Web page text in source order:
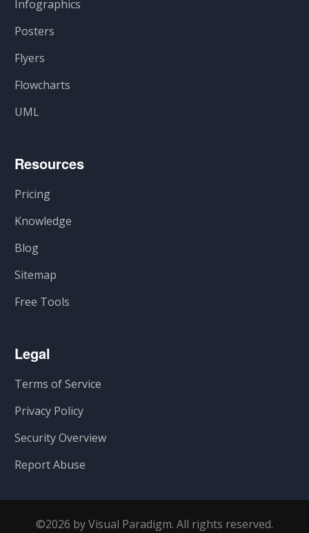
Infographics
Posters
Flyers
Flowcharts
UML
Resources
Pricing
Knowledge
Blog
Sitemap
Free Tools
Legal
Terms of Service
Privacy Policy
Security Overview
Report Abuse
©2026 by Visual Paradigm. All rights reserved.